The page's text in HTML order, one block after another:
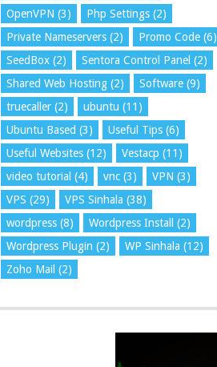
OpenVPN (3) Php Settings (2)
Private Nameservers (2) Promo Code (6)
SeedBox (2) Sentora Control Panel (2)
Shared Web Hosting (2) Software (9)
truecaller (2) ubuntu (11)
Ubuntu Based (3) Useful Tips (6)
Useful Websites (12) Vestacp (11)
video tutorial (4) vnc (3) VPN (3)
VPS (29) VPS Sinhala (38)
wordpress (8) Wordpress Install
(2)
Wordpress Plugin (2) WP Sinhala (12)
Zoho Mail (2)